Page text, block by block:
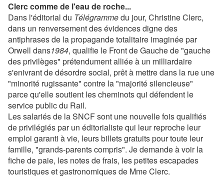
Clerc comme de l'eau de roche...
Dans l'éditorial du Télégrammedu jour, Christine Clerc,
dans un renversement des évidences digne des
antiphrases de la propagande totalitaire imaginée par
Orwell dans1984, qualifie le Front de Gauche de "gauche
des privilèges" prétendument alliée à un milliardaire
s'enivrant de désordre social, prêt à mettre dans la rue une
"minorité rugissante" contre la "majorité silencieuse"
parce qu'elle soutient les cheminots qui défendent le
service public du Rail.
Les salariés de la SNCF sont une nouvelle fois qualifiés
de privilégiés par un éditorialiste qui leur reproche leur
emploi garanti à vie, leurs billets gratuits pour toute leur
famille, "grands-parents compris". Je demande à voir la
fiche de paie, les notes de frais, les petites escapades
touristiques et gastronomiques de Mme Clerc.